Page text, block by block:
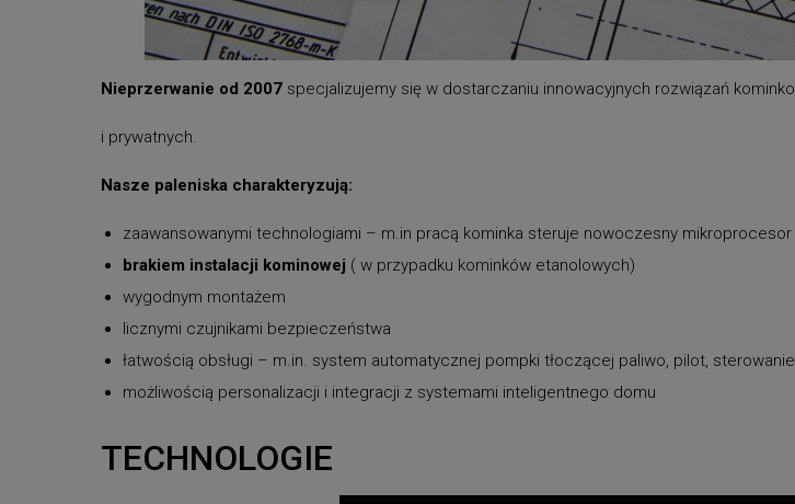
Nieprzerwanie od 2007 specjalizujemy się w dostarczaniu innowacyjnych rozwiązań
i prywatnych.
Nasze paleniska charakteryzują:
zaawansowanymi technologiami – m.in pracą kominka steruje nowoczesny mikroprocesor
brakiem instalacji kominowej ( w przypadku kominków etanolowych)
wygodnym montażem
licznymi czujnikami bezpieczeństwa
łatwością obsługi – m.in. system automatycznej pompki tłoczącej paliwo, pilot,
możliwością personalizacji i integracji z systemami inteligentnego domu
TECHNOLOGIE